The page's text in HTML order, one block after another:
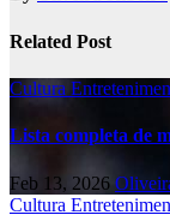
Related Post
Cultura
Lista completa de
Feb 13, 2026
Cultura